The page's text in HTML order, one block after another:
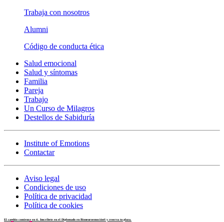
Trabaja con nosotros
Alumni
Código de conducta ética
Salud emocional
Salud y síntomas
Familia
Pareja
Trabajo
Un Curso de Milagros
Destellos de Sabiduría
Institute of Emotions
Contactar
Aviso legal
Condiciones de uso
Política de privacidad
Política de cookies
El cambio comienza en ti. Inscríbete en el Diplomado en Bioneuroemoción® y reserva tu plaza.